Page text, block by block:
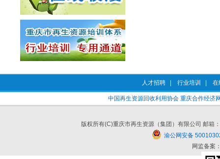
人才招聘 行业培训 在
中国再生资源回收利用协会 重庆合作经济
版权所有(C)重庆市再生资源（集团）有限公司 邮
渝公网安备
网监备案